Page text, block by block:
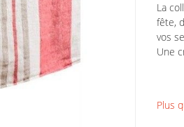
La
fête,
vos
Une
Plus